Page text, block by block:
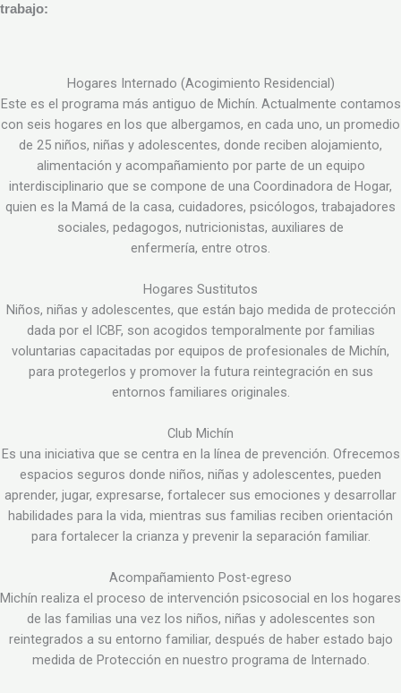
trabajo:
Hogares Internado (Acogimiento Residencial)
Este es el programa más antiguo de Michín. Actualmente contamos
con seis hogares en los que albergamos, en cada uno, un promedio
de 25 niños, niñas y adolescentes, donde reciben alojamiento,
alimentación y acompañamiento por parte de un equipo
interdisciplinario que se compone de una Coordinadora de Hogar,
quien es la Mamá de la casa, cuidadores, psicólogos, trabajadores
sociales, pedagogos, nutricionistas, auxiliares de
enfermería, entre otros.
Hogares Sustitutos
Niños, niñas y adolescentes, que están bajo medida de protección
dada por el ICBF, son acogidos temporalmente por familias
voluntarias capacitadas por equipos de profesionales de Michín,
para protegerlos y promover la futura reintegración en sus
entornos familiares originales.
Club Michín
Es una iniciativa que se centra en la línea de prevención. Ofrecemos
espacios seguros donde niños, niñas y adolescentes, pueden
aprender, jugar, expresarse, fortalecer sus emociones y desarrollar
habilidades para la vida, mientras sus familias reciben orientación
para fortalecer la crianza y prevenir la separación familiar.
Acompañamiento Post-egreso
Michín realiza el proceso de intervención psicosocial en los hogares
de las familias una vez los niños, niñas y adolescentes son
reintegrados a su entorno familiar, después de haber estado bajo
medida de Protección en nuestro programa de Internado.